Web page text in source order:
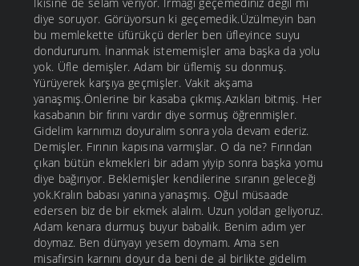
diye soruyor. Görüyorsun ki geçemedik.Üzülmeyin ban
bu memlekette üfürükçü derler ben üfleyince suyu
dondururum. İnanmak istememişler ama başka da yolu
yok. Üfle demişler. Adam bir üflemiş su donmuş.
Yürüyerek karşıya geçmişler. Vakit akşama
yanaşmış.Önlerine bir kasaba çıkmış.Azıkları bitmiş. Her
kasabanın bir fırını vardır diye sormuş öğrenmişler.
Gidelim karnımızı doyuralım sonra yola devam ederiz.
Demişler. Fırının kapısına varmışlar. O da ne? Fırından
çıkan bütün ekmekleri bir adam yiyip sonra başka yomu
diye bağırıyor. Beklemişler kendilerine sıranın geleceği
yok.Kralın babası yanına yanaşmış. Oğul müsaade
edersen biz de bir ekmek alalım. Uzun yoldan geliyoruz.
Adam kenara durmuş buyur babalık. Benim adım yer
doymaz. Ben dünyayı yesem doymam. Ama sen
misafirsin karnını doyur da beni de al birlikte gidelim